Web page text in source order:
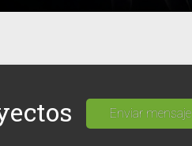
Enviar mensaje